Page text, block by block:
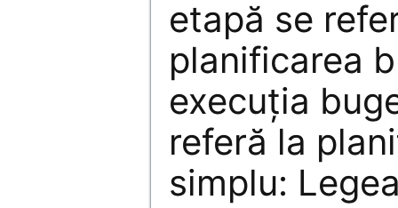
etapă se
planificarea
execuţia
referă la
simplu: